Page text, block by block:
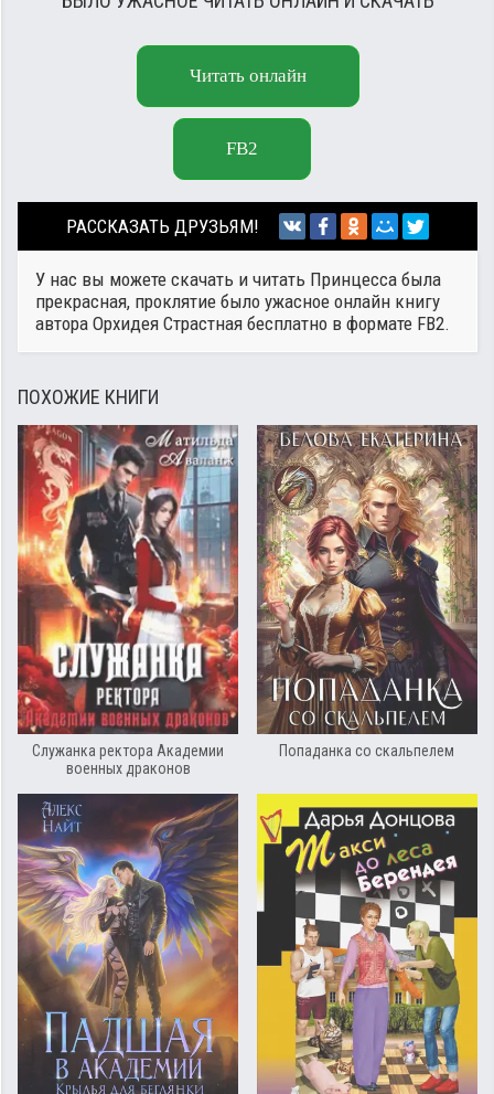
Читать онлайн
FB2
РАССКАЗАТЬ ДРУЗЬЯМ!
У нас вы можете скачать и читать Принцесса была
прекрасная, проклятие было ужасное онлайн книгу
автора Орхидея Страстная бесплатно в формате FB2.
ПОХОЖИЕ КНИГИ
Служанка ректора Академии
военных драконов
Попаданка со скальпелем